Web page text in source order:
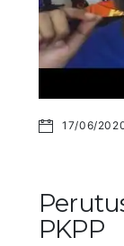
17/06/
PKPP